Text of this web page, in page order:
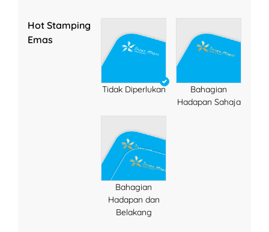
Hot Stamping
Emas
Tidak Diperlukan
Bahagian
Hadapan Sahaja
Bahagian
Hadapan dan
Belakang